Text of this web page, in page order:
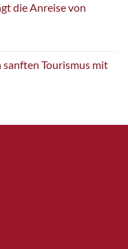
die Anreise von
Tourismus mit